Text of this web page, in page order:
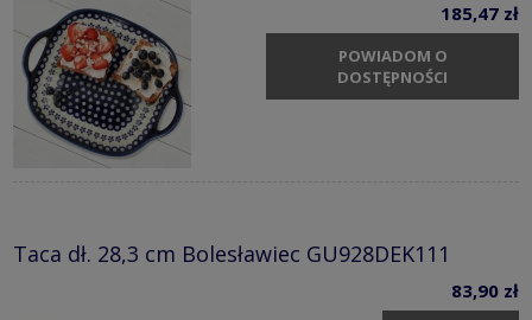
185,47 zł
POWIADOM O
DOSTĘPNOŚCI
Taca dł. 28,3 cm Bolesławiec GU928DEK111
83,90 zł